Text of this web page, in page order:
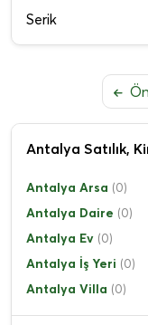
Antalya Satılık,
Antalya Arsa (0)
Antalya Daire (0)
Antalya Ev (0)
Antalya İş Yeri (0)
Antalya Villa (0)
Serik